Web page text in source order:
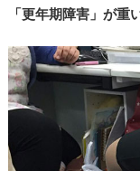
「更年期障害」が重